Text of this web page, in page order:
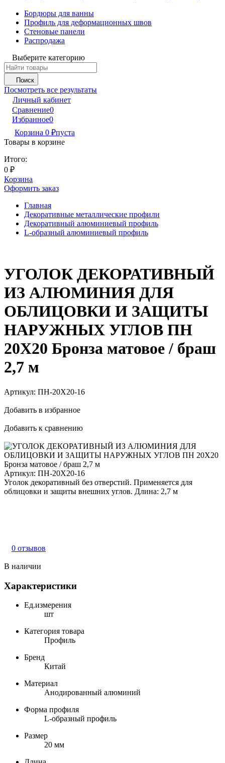
Бордюры для ванны
Профиль для деформационных швов
Стеновые панели
Распродажа
Выберите категорию
Поиск
Посмотреть все результаты
Личный кабинет
Сравнение0
Избранное0
Корзина 0 ₽пуста
Товары в корзине
Итого:
0 ₽
Корзина
Оформить заказ
Главная
Декоративные металлические профили
Декоративный алюминиевый профиль
L-образный алюминиевый профиль
УГОЛОК ДЕКОРАТИВНЫЙ
ИЗ АЛЮМИНИЯ ДЛЯ
ОБЛИЦОВКИ И ЗАЩИТЫ
НАРУЖНЫХ УГЛОВ ПН
20Х20 Бронза матовое / браш
2,7 м
Артикул: ПН-20Х20-16
Добавить в избранное
Добавить к сравнению
Артикул: ПН-20Х20-16
Уголок декоративный без отверстий. Применяется для
облицовки и защиты внешних углов. Длина: 2,7 м
0 отзывов
В наличии
Характеристики
Ед.измерения
шт
Категория товара
Профиль
Бренд
Китай
Материал
Анодированный алюминий
Форма профиля
L-образный профиль
Размер
20 мм